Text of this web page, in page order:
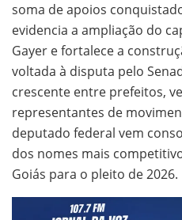
soma de apoios
evidencia a ampliação do
Gayer e fortalece a
voltada à disputa pelo
crescente entre prefeitos,
representantes de
deputado federal vem
dos nomes mais
Goiás para o pleito de 2026.